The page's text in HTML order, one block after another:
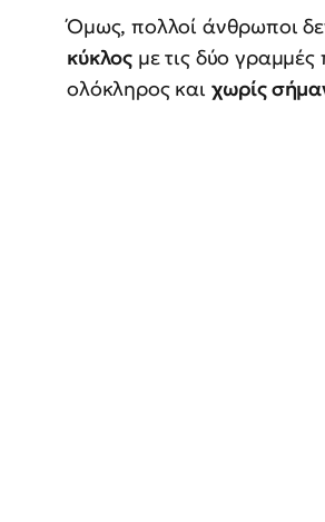
Όμως, πολλοί άνθρωποι
κύκλος με τις δύο γραμμές
ολόκληρος και χωρίς